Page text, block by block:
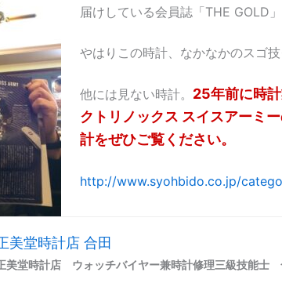
届けしている会員誌「THE GOLD
やはりこの時計、なかなかのスゴ技
他には見ない時計。 25年前に時
クトリノックス スイスアーミ
計をぜひご覧ください。
http://www.syohbido.co.jp/
美堂時計店 合田
美堂時計店 ウォッチバイヤー兼時計修理三級技能士